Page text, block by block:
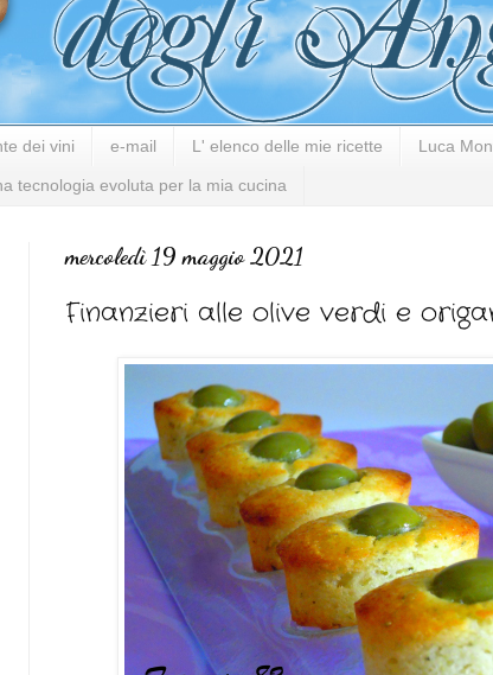
dei vini e-mail L' elenco delle mie ricette Luca
tecnologia evoluta per la mia cucina
mercoledì 19 maggio 2021
Finanzieri alle olive verdi e